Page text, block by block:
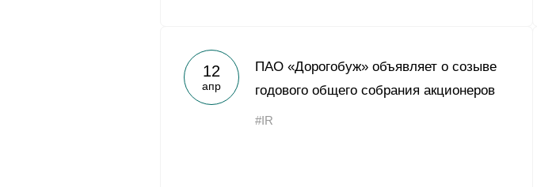
12
апр
ПАО «Дорогобуж» объявляет о созыве
годового общего собрания акционеров
#IR